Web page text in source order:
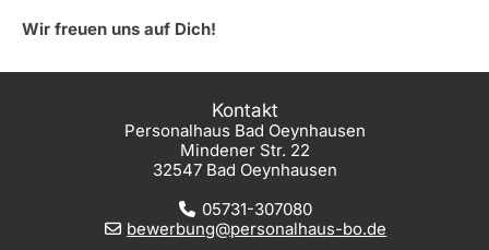
Wir freuen uns auf Dich!
Kontakt
Personalhaus Bad Oeynhausen
Mindener Str. 22
32547 Bad Oeynhausen
05731-307080
bewerbung@personalhaus-bo.de